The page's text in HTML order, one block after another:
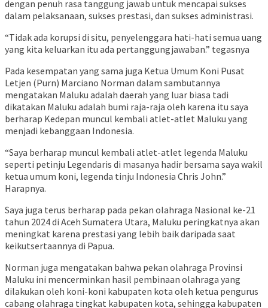
dengan penuh rasa tanggung jawab untuk mencapai sukses
dalam pelaksanaan, sukses prestasi, dan sukses administrasi.
“Tidak ada korupsi di situ, penyelenggara hati-hati semua uang
yang kita keluarkan itu ada pertanggungjawaban.” tegasnya
Pada kesempatan yang sama juga Ketua Umum Koni Pusat
Letjen (Purn) Marciano Norman dalam sambutannya
mengatakan Maluku adalah daerah yang luar biasa tadi
dikatakan Maluku adalah bumi raja-raja oleh karena itu saya
berharap Kedepan muncul kembali atlet-atlet Maluku yang
menjadi kebanggaan Indonesia.
“Saya berharap muncul kembali atlet-atlet legenda Maluku
seperti petinju Legendaris di masanya hadir bersama saya wakil
ketua umum koni, legenda tinju Indonesia Chris John.”
Harapnya.
Saya juga terus berharap pada pekan olahraga Nasional ke-21
tahun 2024 di Aceh Sumatera Utara, Maluku peringkatnya akan
meningkat karena prestasi yang lebih baik daripada saat
keikutsertaannya di Papua.
Norman juga mengatakan bahwa pekan olahraga Provinsi
Maluku ini mencerminkan hasil pembinaan olahraga yang
dilakukan oleh koni-koni kabupaten kota oleh ketua pengurus
cabang olahraga tingkat kabupaten kota, sehingga kabupaten